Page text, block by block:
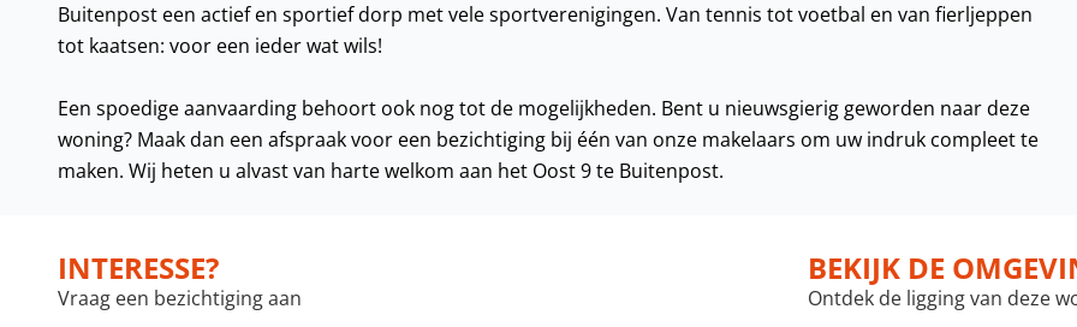
Buitenpost een actief en sportief dorp met vele sportverenigingen. Van tennis tot voetbal en van fierljeppen
tot kaatsen: voor een ieder wat wils!
Een spoedige aanvaarding behoort ook nog tot de mogelijkheden. Bent u nieuwsgierig geworden naar deze
woning? Maak dan een afspraak voor een bezichtiging bij één van onze makelaars om uw indruk compleet te
maken. Wij heten u alvast van harte welkom aan het Oost 9 te Buitenpost.
INTERESSE?
Vraag een bezichtiging aan
BEKIJK DE
Ontdek de ligging van deze